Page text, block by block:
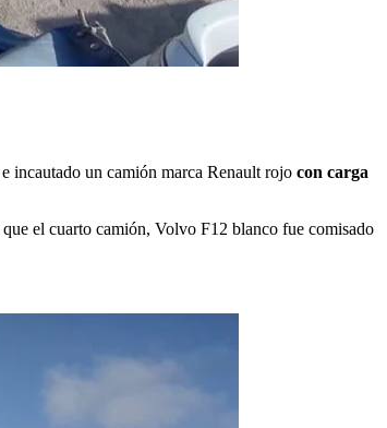
incautado un camión marca Renault rojo con carga
que el cuarto camión, Volvo F12 blanco fue comisado